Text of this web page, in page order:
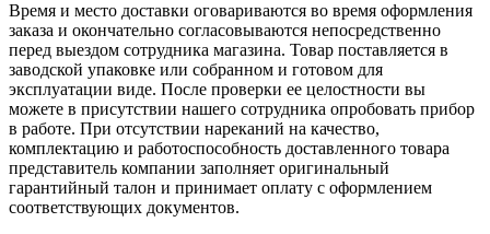
Время и место доставки оговариваются во время оформления
заказа и окончательно согласовываются непосредственно
перед выездом сотрудника магазина. Товар поставляется в
заводской упаковке или собранном и готовом для
эксплуатации виде. После проверки ее целостности вы
можете в присутствии нашего сотрудника опробовать прибор
в работе. При отсутствии нареканий на качество,
комплектацию и работоспособность доставленного товара
представитель компании заполняет оригинальный
гарантийный талон и принимает оплату с оформлением
соответствующих документов.